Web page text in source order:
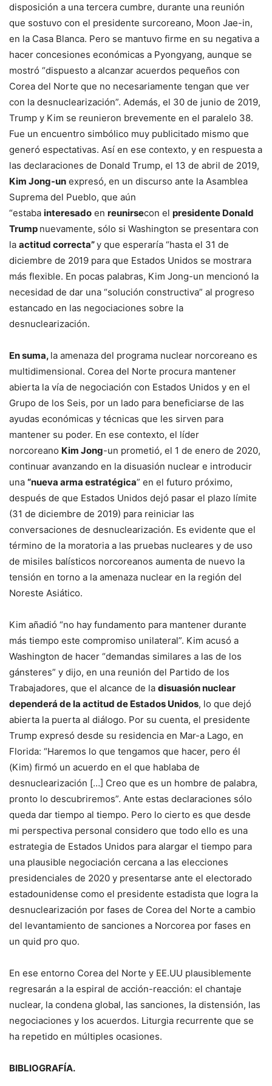
disposición a una tercera cumbre, durante una reunión
que sostuvo con el presidente surcoreano, Moon Jae-in,
en la Casa Blanca. Pero se mantuvo firme en su negativa a
hacer concesiones económicas a Pyongyang, aunque se
mostró “dispuesto a alcanzar acuerdos pequeños con
Corea del Norte que no necesariamente tengan que ver
con la desnuclearización”. Además, el 30 de junio de 2019,
Trump y Kim se reunieron brevemente en el paralelo 38.
Fue un encuentro simbólico muy publicitado mismo que
generó espectativas. Así en ese contexto, y en respuesta a
las declaraciones de Donald Trump, el 13 de abril de 2019,
Kim Jong-un expresó, en un discurso ante la Asamblea
Suprema del Pueblo, que aún
“estaba interesado en reunirsecon el presidente Donald
Trump nuevamente, sólo si Washington se presentara con
la actitud correcta”y que esperaría “hasta el 31 de
diciembre de 2019 para que Estados Unidos se mostrara
más flexible. En pocas palabras, Kim Jong-un mencionó la
necesidad de dar una “solución constructiva” al progreso
estancado en las negociaciones sobre la
desnuclearización.
En suma, la amenaza del programa nuclear norcoreano es
multidimensional. Corea del Norte procura mantener
abierta la vía de negociación con Estados Unidos y en el
Grupo de los Seis, por un lado para beneficiarse de las
ayudas económicas y técnicas que les sirven para
mantener su poder. En ese contexto, el líder
norcoreano Kim Jong-un prometió, el 1 de enero de 2020,
continuar avanzando en la disuasión nuclear e introducir
una “nueva arma estratégica” en el futuro próximo,
después de que Estados Unidos dejó pasar el plazo límite
(31 de diciembre de 2019) para reiniciar las
conversaciones de desnuclearización. Es evidente que el
término de la moratoria a las pruebas nucleares y de uso
de misiles balísticos norcoreanos aumenta de nuevo la
tensión en torno a la amenaza nuclear en la región del
Noreste Asiático.
Kim añadió “no hay fundamento para mantener durante
más tiempo este compromiso unilateral”. Kim acusó a
Washington de hacer “demandas similares a las de los
gánsteres” y dijo, en una reunión del Partido de los
Trabajadores, que el alcance de la disuasión nuclear
dependerá de la actitud de Estados Unidos, lo que dejó
abierta la puerta al diálogo. Por su cuenta, el presidente
Trump expresó desde su residencia en Mar-a Lago, en
Florida: “Haremos lo que tengamos que hacer, pero él
(Kim) firmó un acuerdo en el que hablaba de
desnuclearización […] Creo que es un hombre de palabra,
pronto lo descubriremos”. Ante estas declaraciones sólo
queda dar tiempo al tiempo. Pero lo cierto es que desde
mi perspectiva personal considero que todo ello es una
estrategia de Estados Unidos para alargar el tiempo para
una plausible negociación cercana a las elecciones
presidenciales de 2020 y presentarse ante el electorado
estadounidense como el presidente estadista que logra la
desnuclearización por fases de Corea del Norte a cambio
del levantamiento de sanciones a Norcorea por fases en
un quid pro quo.
En ese entorno Corea del Norte y EE.UU plausiblemente
regresarán a la espiral de acción-reacción: el chantaje
nuclear, la condena global, las sanciones, la distensión, las
negociaciones y los acuerdos. Liturgia recurrente que se
ha repetido en múltiples ocasiones.
BIBLIOGRAFÍA.